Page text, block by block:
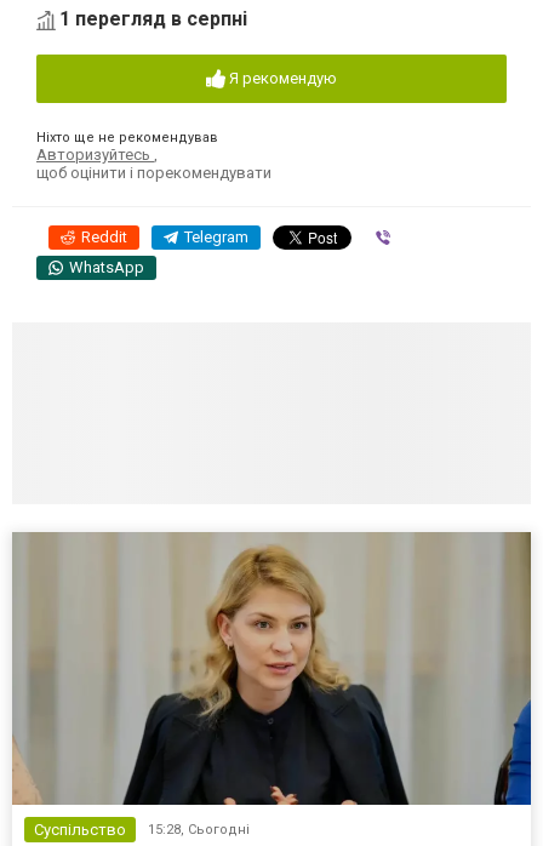
1 перегляд в серпні
Я рекомендую
Ніхто ще не рекомендував
Авторизуйтесь ,
щоб оцінити і порекомендувати
Reddit Telegram
WhatsApp
Суспільство 15:28, Сьогодні